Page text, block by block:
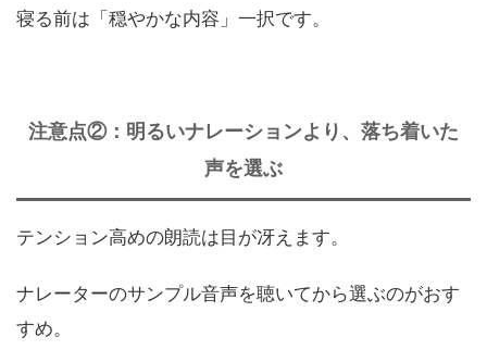
寝る前は「穏やかな内容」一択です。
注意点②：明るいナレーションより、落ち着いた
声を選ぶ
テンション高めの朗読は目が冴えます。
ナレーターのサンプル音声を聴いてから選ぶのがおす
すめ。